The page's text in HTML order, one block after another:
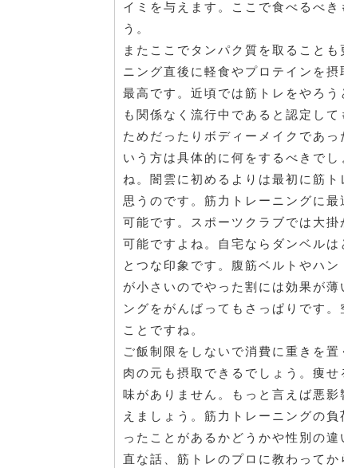
イミを与えます。ここで食べるべ
う。
またここでタンパク質を取ること
ニング直後に軽食やプロテインを
最高です。近頃では筋トレをやろ
も関係なく流行中であると認定し
ためだったりボディーメイクであ
いう方は具体的に何をするべきで
ね。闇雲に初めるよりは最初に筋
思うのです。筋力トレーニングに
可能です。スポーツクラブでは大
可能ですよね。自宅ならダンベル
とつな印象です。腹筋ベルトやハ
が小さいのでやった割には効果が
ングをがんばってもさっぱりです
ことですね。
ご飯制限をしないで消費に重きを
肉の元も摂取できるでしょう。痩
味がありません。もっと言えば悪
えましょう。筋力トレーニングの
ったことがあるかどうかや性別の
直な話、筋トレのプロに教わってか